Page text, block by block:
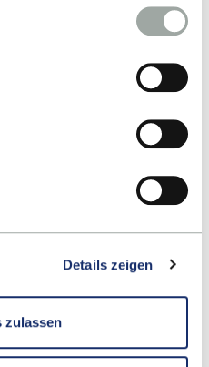
personenbezogene
Sie unserer
Details zeigen
zulassen